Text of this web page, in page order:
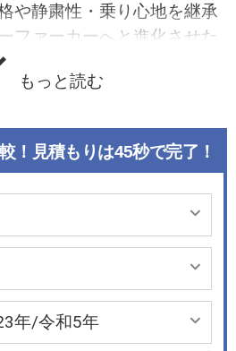
や静粛性・乗り心地を継承
ファーカーへと進化させた
テリアは“威風凛然”をテー
調とした品格のあるボディ
ーションと、ドア平面を几
「杼（ひ）」をモチーフと
て、独自の世界観を演出し
精緻な彫刻が施された「鳳
装面を徹底的に磨き上げ、
す「鏡面磨き」など、細部
ている。 「さまざまなシー
・機能を兼ね備えた快適な
スされるインテリアでは、
もっと読む
！見積もりは45秒で完了！